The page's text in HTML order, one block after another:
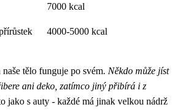
7000 kcal
4000-5000 kcal
tělo funguje po svém. Někdo může jíst
ani deko, zatímco jiný přibírá i z
jako s auty - každé má jinak velkou nádrž